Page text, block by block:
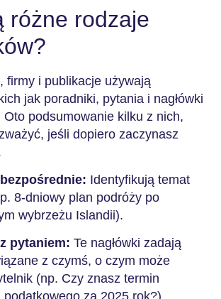
różne rodzaje
firmy i publikacje używają
jak poradniki, pytania i nagłówki
Oto podsumowanie kilku z nich,
jeśli dopiero zaczynasz
Identyfikują temat
8-dniowy plan podróży po
wybrzeżu Islandii).
pytaniem: Te nagłówki zadają
z czymś, o czym może
(np. Czy znasz termin
podatkowego za 2025 rok?).